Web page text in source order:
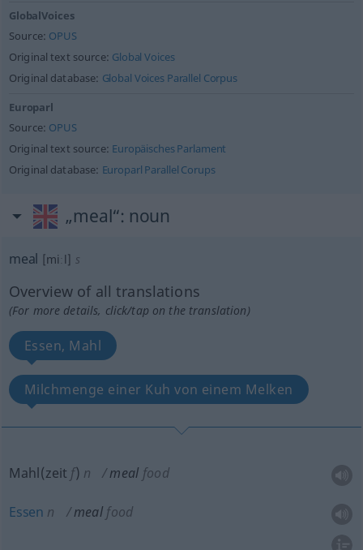
GlobalVoices
Source: OPUS
Original text source: Global Voices
Original database: Global Voices Parallel Corpus
Europarl
Source: OPUS
Original text source: Europäisches Parlament
Original database: Europarl Parallel Corups
„meal“: noun
meal [miːl] s
Overview of all translations
(For more details, click/tap on the translation)
Essen, Mahl
Milchmenge einer Kuh von einem Melken
Mahl(zeit f) n meal food
Essen n meal food